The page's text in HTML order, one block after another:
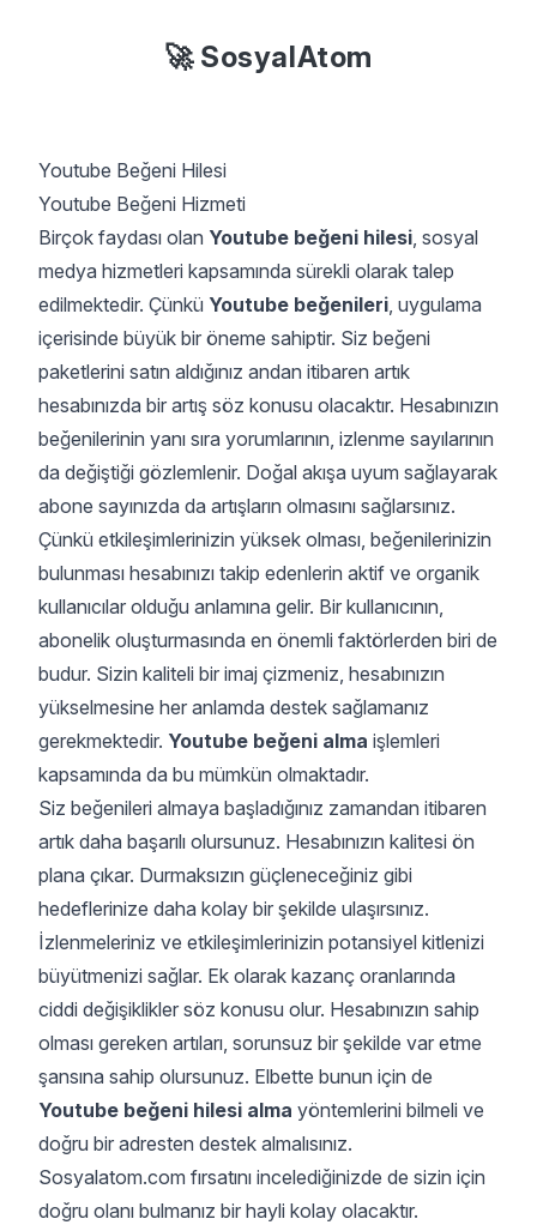
🚀 SosyalAtom
Youtube Beğeni Hilesi
Youtube Beğeni Hizmeti
Birçok faydası olan Youtube beğeni hilesi, sosyal
medya hizmetleri kapsamında sürekli olarak talep
edilmektedir. Çünkü Youtube beğenileri, uygulama
içerisinde büyük bir öneme sahiptir. Siz beğeni
paketlerini satın aldığınız andan itibaren artık
hesabınızda bir artış söz konusu olacaktır. Hesabınızın
beğenilerinin yanı sıra yorumlarının, izlenme sayılarının
da değiştiği gözlemlenir. Doğal akışa uyum sağlayarak
abone sayınızda da artışların olmasını sağlarsınız.
Çünkü etkileşimlerinizin yüksek olması, beğenilerinizin
bulunması hesabınızı takip edenlerin aktif ve organik
kullanıcılar olduğu anlamına gelir. Bir kullanıcının,
abonelik oluşturmasında en önemli faktörlerden biri de
budur. Sizin kaliteli bir imaj çizmeniz, hesabınızın
yükselmesine her anlamda destek sağlamanız
gerekmektedir. Youtube beğeni alma işlemleri
kapsamında da bu mümkün olmaktadır.
Siz beğenileri almaya başladığınız zamandan itibaren
artık daha başarılı olursunuz. Hesabınızın kalitesi ön
plana çıkar. Durmaksızın güçleneceğiniz gibi
hedeflerinize daha kolay bir şekilde ulaşırsınız.
İzlenmeleriniz ve etkileşimlerinizin potansiyel kitlenizi
büyütmenizi sağlar. Ek olarak kazanç oranlarında
ciddi değişiklikler söz konusu olur. Hesabınızın sahip
olması gereken artıları, sorunsuz bir şekilde var etme
şansına sahip olursunuz. Elbette bunun için de
Youtube beğeni hilesi alma yöntemlerini bilmeli ve
doğru bir adresten destek almalısınız.
Sosyalatom.com fırsatını incelediğinizde de sizin için
doğru olanı bulmanız bir hayli kolay olacaktır.